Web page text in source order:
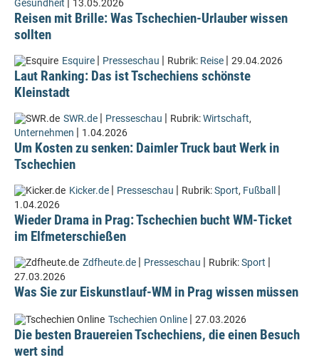
Gesundheit 13.05.2026
Reisen mit Brille: Was Tschechien-Urlauber wissen
sollten
Esquire | Presseschau | Rubrik: Reise | 29.04.2026
Laut Ranking: Das ist Tschechiens schönste
Kleinstadt
SWR.de | Presseschau | Rubrik:Wirtschaft,
Unternehmen | 1.04.2026
Um Kosten zu senken: Daimler Truck baut Werk in
Tschechien
Kicker.de | Presseschau | Rubrik:Sport, Fußball |
1.04.2026
Wieder Drama in Prag: Tschechien bucht WM-Ticket
im Elfmeterschießen
Zdfheute.de | Presseschau | Rubrik:Sport |
27.03.2026
Was Sie zur Eiskunstlauf-WM in Prag wissen müssen
Tschechien Online | 27.03.2026
Die besten Brauereien Tschechiens, die einen Besuch
wert sind